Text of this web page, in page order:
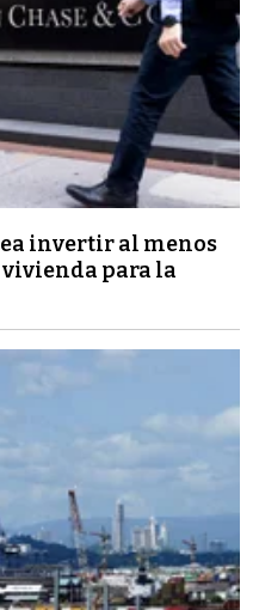
invertir al menos
vivienda para la